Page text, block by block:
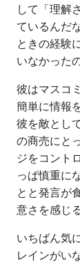
して「理解
ているんだ
ときの経験
いなかった
彼はマスコ
簡単に情報
彼を敵とし
の商売にと
ジをコント
っぱ慎重に
とと発言が
意さを感じる
いちばん気
レインがい